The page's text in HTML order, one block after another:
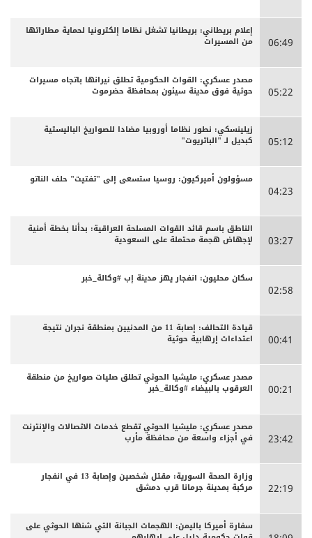
06:49
إعلام بريطاني: بريطانيا تشغل نظاما إلكترونيا لحماية مطاراتها
من المسيرات
05:22
مصدر عسكري: القوات الحكومية تطلق نيرانها باتجاه مسيرات
حوثية فوق مدينة سيئون بمحافظة حضرموت
05:12
زيلينسكي: نطور نظاما أوروبيا مضادا للصواريخ الباليستية
كبديل لـ "الباتريوت"
04:23
مسؤولون أميركيون: روسيا ستسعى إلى "تفتيت" حلف الناتو
03:27
الناطق باسم قائد القوات المسلحة العراقية: بدأنا بخطة أمنية
لإجهاض هجمة محتملة على السعودية
02:58
سكان محليون: انفجار يهز مدينة إب #وكالة_خبر
00:41
قيادة التحالف: إصابة 11 من المدنيين بمنطقة نجران نتيجة
اعتداءات إرهابية حوثية
00:21
مصدر عسكري: مليشيا الحوثي تطلق صليات صواريخ من منطقة
العرقوب بالبيضاء #وكالة_خبر
23:42
مصدر عسكري: مليشيا الحوثي تقطع خدمات الاتصالات والإنترنت
في أجزاء واسعة من محافظة مأرب
22:19
وزارة الصحة السورية: مقتل شخصين وإصابة 13 في انفجار
مركبة بمدينة جرمانا قرب دمشق
سفارة أميركا باليمن: الهجمات الجبانة التي شنها الحوثي على